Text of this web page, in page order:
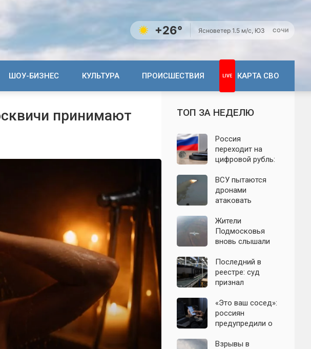
+26° Ясноветер 1.5 м/с, ЮЗ СОЧИ
ШОУ-БИЗНЕС КУЛЬТУРА ПРОИСШЕСТВИЯ КАРТА СВО
принимают
ТОП ЗА НЕДЕЛЮ
Россия
переходит на
цифровой рубль:
систему сравнили
с моделью СССР
ВСУ пытаются
дронами
атаковать
Крыма: свежие
подробности
налёта на
06.08.2026
Жители
Подмосковья
вновь слышали
что известно об
отражении
налёта БПЛА в
Последний в
реестре: суд
признал
единственного
российского
производителя
«Это ваш сосед»:
россиян
предупредили о
мошенников с
Взрывы в